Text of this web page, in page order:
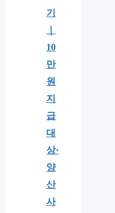
기
10
만
원
지
급
대
상·
양
산
사